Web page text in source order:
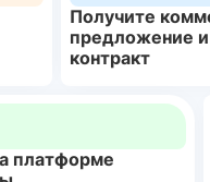
Получите
предложение
контракт
платформе